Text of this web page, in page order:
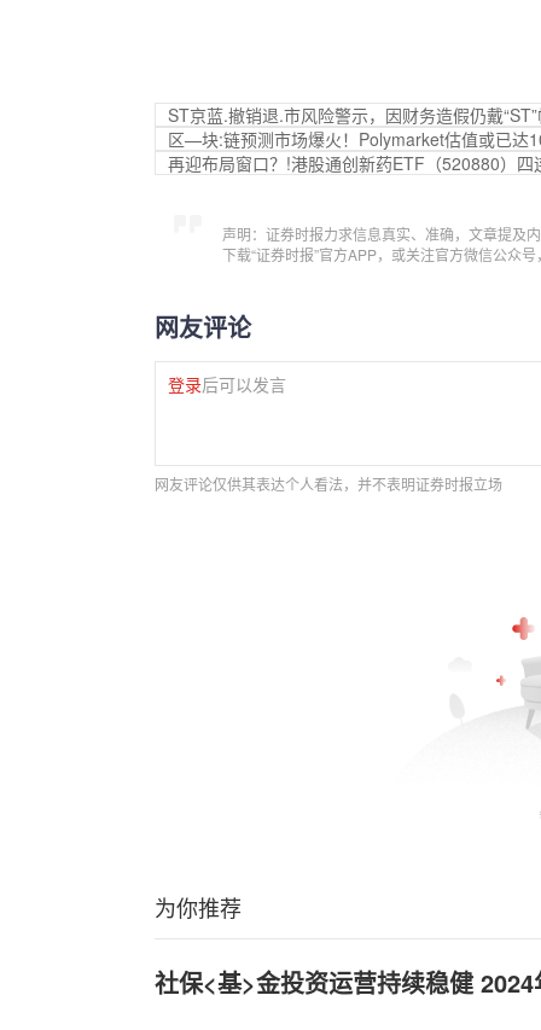
ST京蓝.撤销退.市风险警示，因财务造假仍戴
区—块:链预测市场爆火！Polymarket估值或已达
再迎布局窗口？!港股通创新药ETF（520880）
声明：证券时报力求信息真实、准确，文章提及
下载“证券时报”官方APP，或关注官方微信公众
网友评论
登录后可以发言
网友评论仅供其表达个人看法，并不表明证券时报立场
为你推荐
社保<基>金投资运营持续稳健